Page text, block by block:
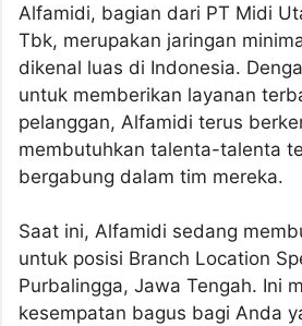
Alfamidi, bagian dari PT Midi
Tbk, merupakan jaringan
dikenal luas di Indonesia.
untuk memberikan layanan
pelanggan, Alfamidi terus
membutuhkan talenta-talenta
bergabung dalam tim mereka.
Saat ini, Alfamidi sedang
untuk posisi Branch Location
Purbalingga, Jawa Tengah. Ini
kesempatan bagus bagi Anda